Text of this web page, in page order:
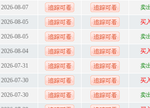
2026-08-07 卖
2026-08-05 买
2026-08-05 卖
2026-08-04 买
2026-07-31 卖
2026-07-30 买
2026-07-30 卖